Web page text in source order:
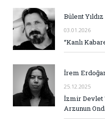
Bülent Yıldız
03.01.2026
“Kanlı
İrem
25.12.2025
İzmir Devlet
Arzunun